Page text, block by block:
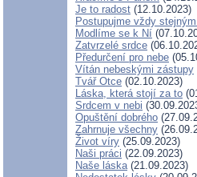
Je to radost (12.10.2023)
Postupujme vždy
Modlíme se k Ní
Zatvrzelé srdce
Předurčení pro nebe
Vítán nebeskými zástupy
Tvář Otce (02.10.2023)
Láska, která stojí za to
Srdcem v nebi
Opuštění dobrého
Zahrnuje všechny
Život víry (25.09.2023)
Naši práci (22.09.2023)
Naše láska(21.09.2023)